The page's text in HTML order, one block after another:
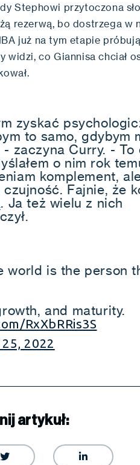
Stephowi przytoczona
rezerwą, bo dostrzega w
już na tym etapie próbują
co Giannisa chciał
zyskać
to samo, gdybym
zaczyna Curry. - To
o nim rok
komplement,
Fajnie, że
Ja też wielu z nich
world is the person
and maturity.
RxXbRRis3S
2022
artykuł:
 